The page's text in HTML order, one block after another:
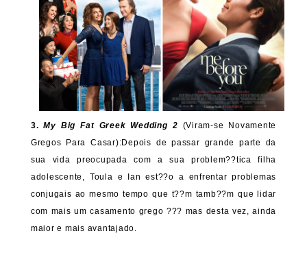
3.My Big Fat Greek Wedding 2 (Viram-se Novamente
Gregos Para Casar):Depois de passar grande parte da
sua vida preocupada com a sua problem??tica filha
adolescente, Toula e Ian est??o a enfrentar problemas
conjugais ao mesmo tempo que t??m tamb??m que lidar
com mais um casamento grego ??? mas desta vez, ainda
maior e mais avantajado.